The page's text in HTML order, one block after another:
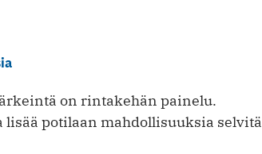
on rintakehän painelu.
potilaan mahdollisuuksia selvitä